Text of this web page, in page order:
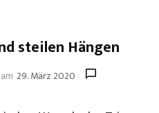
steilen Hängen
29. März 2020